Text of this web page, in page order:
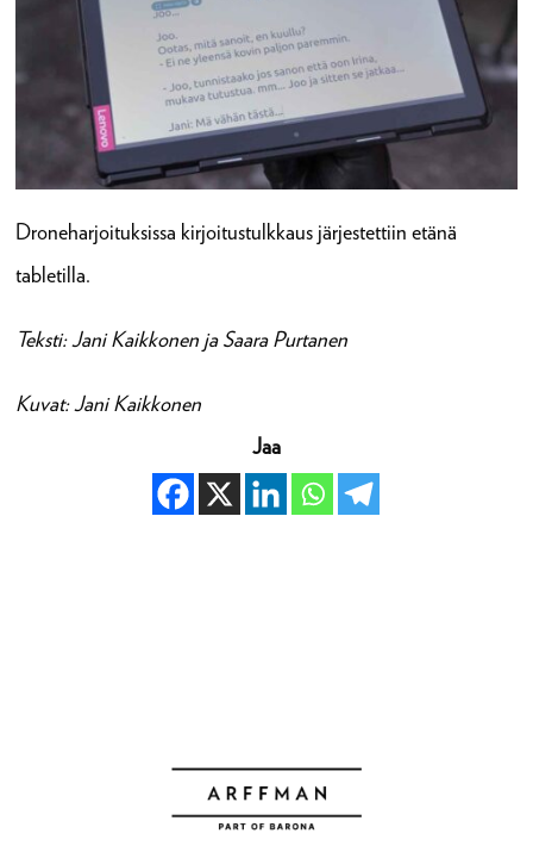
Droneharjoituksissa kirjoitustulkkaus järjestettiin etänä
tabletilla.
Teksti: Jani Kaikkonen ja Saara Purtanen
Kuvat: Jani Kaikkonen
Jaa